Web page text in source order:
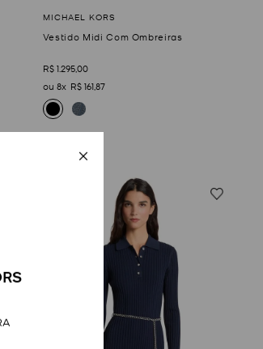
Vestido Midi Com Ombreiras
R$ 1.295,00
8
R$ 161,87